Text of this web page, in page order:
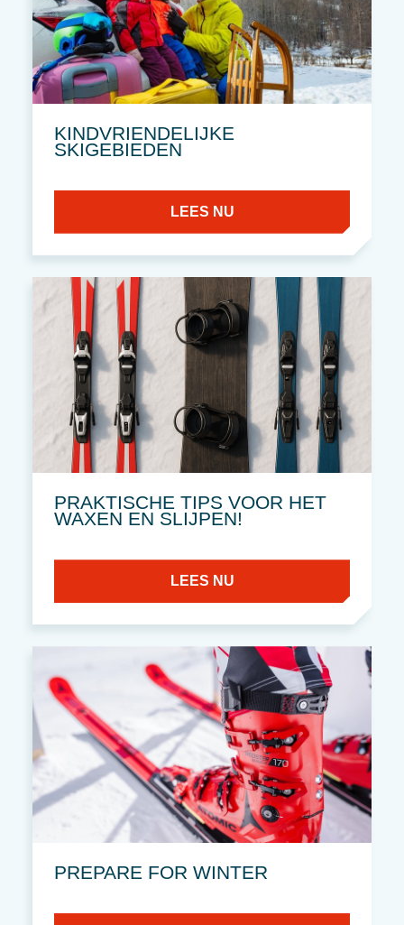
KINDVRIENDELIJKE
SKIGEBIEDEN
LEES NU
PRAKTISCHE TIPS VOOR HET
WAXEN EN SLIJPEN!
LEES NU
PREPARE FOR WINTER